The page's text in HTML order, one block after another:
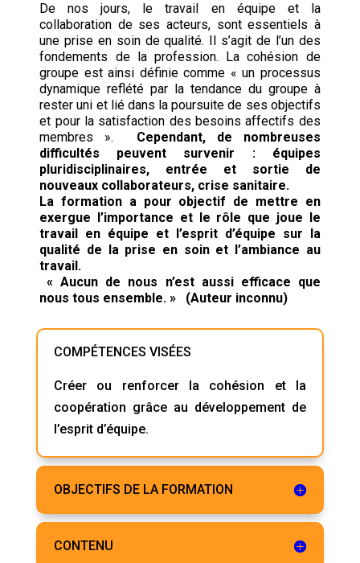
De nos jours, le travail en équipe et la
collaboration de ses acteurs, sont essentiels à
une prise en soin de qualité. Il s’agit de l’un des
fondements de la profession. La cohésion de
groupe est ainsi définie comme « un processus
dynamique reflété par la tendance du groupe à
rester uni et lié dans la poursuite de ses objectifs
et pour la satisfaction des besoins affectifs des
membres ». Cependant, de nombreuses
difficultés peuvent survenir : équipes
pluridisciplinaires, entrée et sortie de
nouveaux collaborateurs, crise sanitaire.
La formation a pour objectif de mettre en
exergue l’importance et le rôle que joue le
travail en équipe et l’esprit d’équipe sur la
qualité de la prise en soin et l’ambiance au
travail.
« Aucun de nous n’est aussi efficace que
nous tous ensemble. » (Auteur inconnu)
COMPÉTENCES VISÉES
Créer ou renforcer la cohésion et la
coopération grâce au développement de
l’esprit d’équipe.
OBJECTIFS DE LA FORMATION
CONTENU